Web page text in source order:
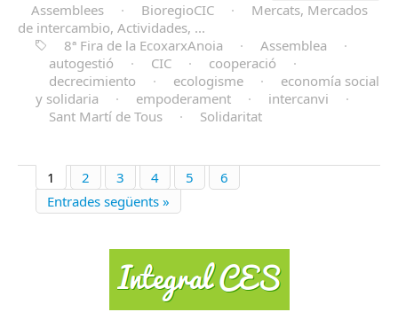
Assemblees
· BioregioCIC ·
Mercats, Mercados
de intercambio, Actividades, ...
8ª Fira de la EcoxarxAnoia
· Assemblea
·
autogestió
· CIC · cooperació
·
decrecimiento
· ecologisme ·
economía social
y solidaria
· empoderament · intercanvi
·
Sant Martí de Tous
· Solidaritat
1 2 3 4 5
6
Entrades següents »